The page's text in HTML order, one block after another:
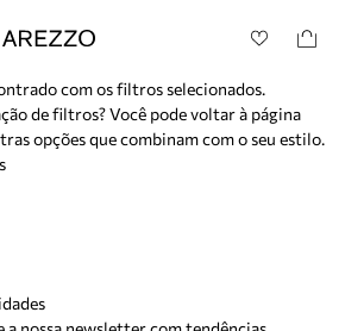
Arezzo
com os filtros selecionados.
de filtros? Você pode voltar à página
opções que combinam com o seu estilo.